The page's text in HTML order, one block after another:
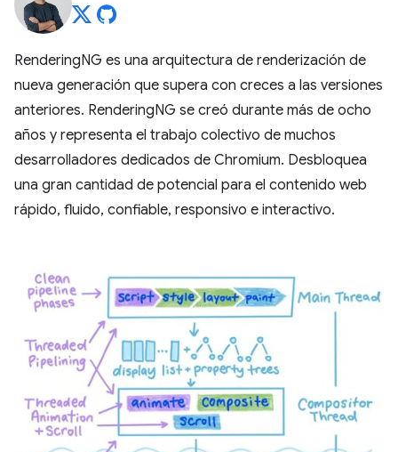
RenderingNG es una arquitectura de renderización de
nueva generación que supera con creces a las versiones
anteriores. RenderingNG se creó durante más de ocho
años y representa el trabajo colectivo de muchos
desarrolladores dedicados de Chromium. Desbloquea
una gran cantidad de potencial para el contenido web
rápido, fluido, confiable, responsivo e interactivo.